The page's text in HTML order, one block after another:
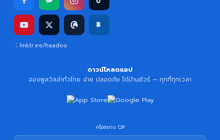
linktr.ee/haadoo
ดาวน์โหลดแอป
จองพูลวิลล่าทั่วไทย ง่าย ปลอดภัย ได้บ้านชัวร์ — ทุกที่ทุกเวลา
หรือสแกน QR